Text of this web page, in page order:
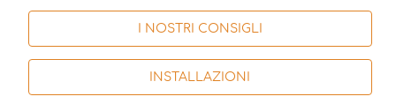
I NOSTRI CONSIGLI
INSTALLAZIONI